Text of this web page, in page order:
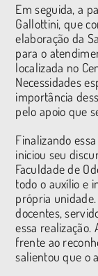
Em seguida, a
Gallottini, que
elaboração da
para o
localizada no
Necessidades
importância
pelo apoio que
Finalizando
iniciou seu
Faculdade de
todo o auxílio e
própria
docentes,
essa realização.
frente ao
salientou que o